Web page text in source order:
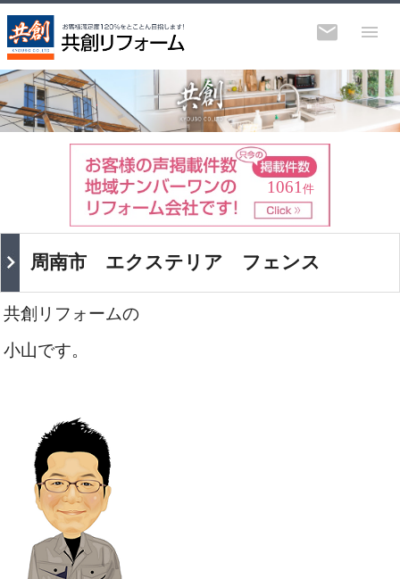
1061 件
周南市 エクステリア フェンス
共創リフォームの
小山です。